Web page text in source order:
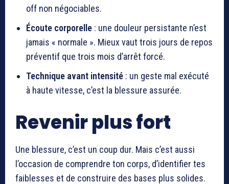
off non négociables.
Écoute corporelle : une douleur persistante n’est
jamais « normale ». Mieux vaut trois jours de repos
préventif que trois mois d’arrêt forcé.
Technique avant intensité : un geste mal exécuté
à haute vitesse, c’est la blessure assurée.
Revenir plus fort
Une blessure, c’est un coup dur. Mais c’est aussi
l’occasion de comprendre ton corps, d’identifier tes
faiblesses et de construire des bases plus solides.